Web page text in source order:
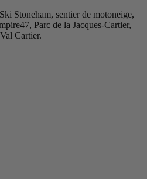
Stoneham, sentier de motoneige,
Parc de la Jacques-Cartier,
Cartier.